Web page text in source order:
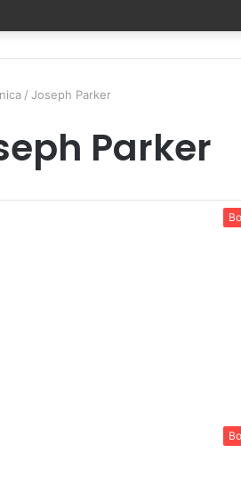
/ Joseph Parker
Parker